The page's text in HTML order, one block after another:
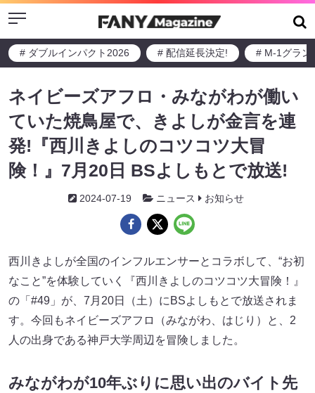
Menu
# ダブルインパクト2026 # 配信延長決定! # M-1グラン
ネイビーズアフロ・みながわが働い
ていた焼鳥屋で、きよしが金言を連
発!『西川きよしのコツコツ大冒
険！』7月20日 BSよしもとで放送!
2024-07-19 ニュース お知らせ
西川きよしが全国のインフルエンサーとコラボして、“お初
なこと”を体験していく『西川きよしのコツコツ大冒険！』
の「#49」が、7月20日（土）にBSよしもとで放送されま
す。今回もネイビーズアフロ（みながわ、はじり）と、2
人の出身である神戸大学周辺を冒険しました。
みながわが10年ぶりに思い出のバイト先